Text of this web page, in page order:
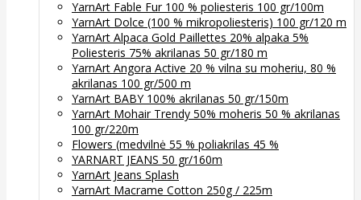
YarnArt Fable Fur 100 % poliesteris 100 gr/100m
YarnArt Dolce (100 % mikropoliesteris) 100 gr/120 m
YarnArt Alpaca Gold Paillettes 20% alpaka 5%
Poliesteris 75% akrilanas 50 gr/180 m
YarnArt Angora Active 20 % vilna su moheriu, 80 %
akrilanas 100 gr/500 m
YarnArt BABY 100% akrilanas 50 gr/150m
YarnArt Mohair Trendy 50% moheris 50 % akrilanas
100 gr/220m
Flowers (medvilnė 55 % poliakrilas 45 %
YARNART JEANS 50 gr/160m
YarnArt Jeans Splash
YarnArt Macrame Cotton 250g / 225m